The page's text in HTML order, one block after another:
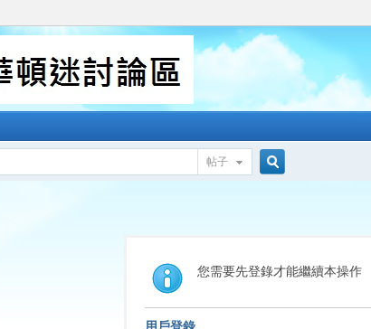
帖子
索
您需要先登錄才能繼續本操作